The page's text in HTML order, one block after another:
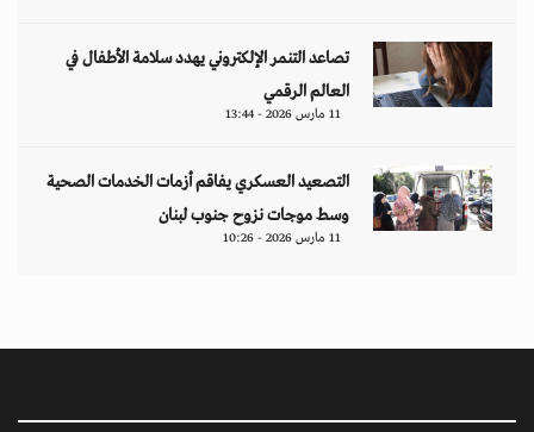
تصاعد التنمر الإلكتروني يهدد سلامة الأطفال في
العالم الرقمي
11 مارس 2026 - 13:44
التصعيد العسكري يفاقم أزمات الخدمات الصحية
وسط موجات نزوح جنوب لبنان
11 مارس 2026 - 10:26